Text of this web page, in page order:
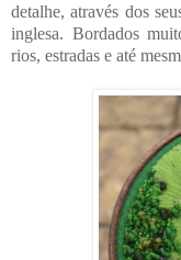
detalhe, através dos
inglesa. Bordados
rios, estradas e até